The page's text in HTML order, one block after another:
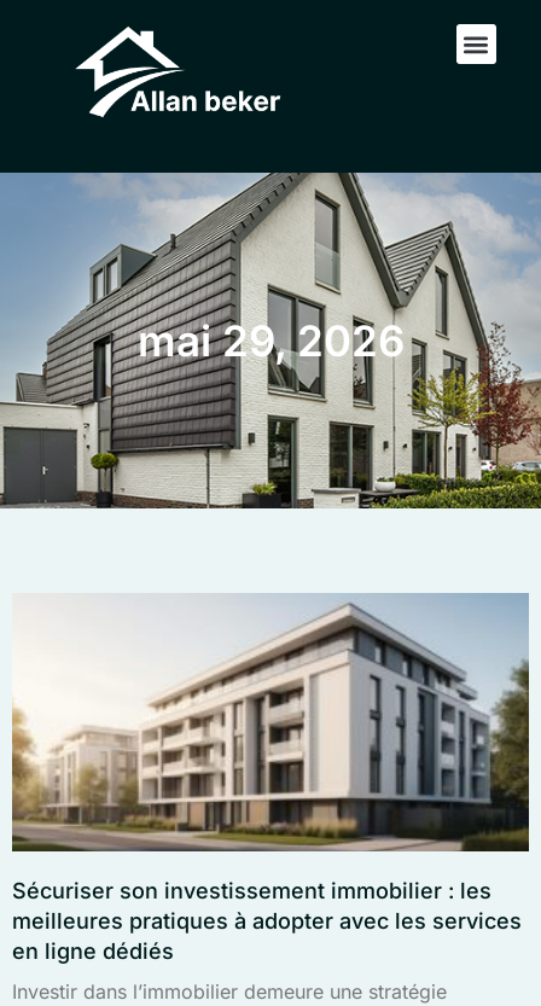
mai 29, 2026
Sécuriser son investissement immobilier : les
meilleures pratiques à adopter avec les services
en ligne dédiés
Investir dans l’immobilier demeure une stratégie